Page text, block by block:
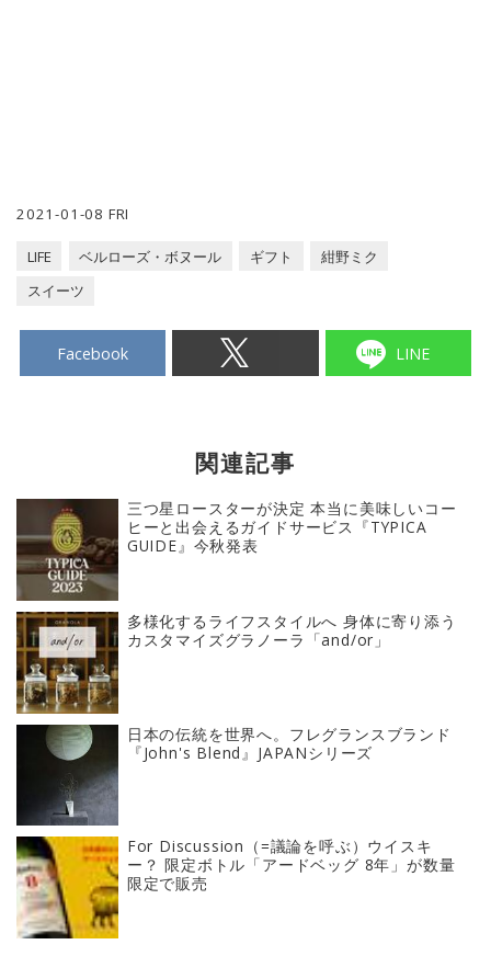
2021-01-08 FRI
LIFE ベルローズ・ボヌール ギフト
紺野ミク
スイーツ
Facebook LINE
関連記事
三つ星ロースターが決定 本当に美味しいコー
ヒーと出会えるガイドサービス『TYPICA
GUIDE』今秋発表
多様化するライフスタイルへ 身体に寄り添う
カスタマイズグラノーラ「and/or」
日本の伝統を世界へ。フレグランスブランド
『John's Blend』JAPANシリーズ
For Discussion（=議論を呼ぶ）ウイスキ
ー？ 限定ボトル「アードベッグ 8年」が数量
限定で販売